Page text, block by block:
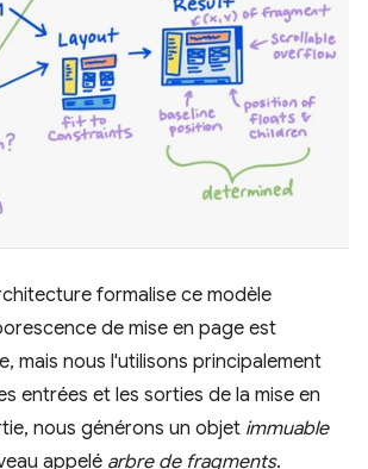
formalise ce modèle
de mise en page est
mais nous l'utilisons principalement
entrées et les sorties de la mise en
nous générons un objet immuable
appelé arbre de fragments.